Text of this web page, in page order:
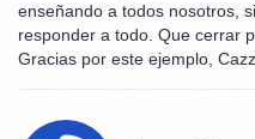
enseñando a todos nosotros,
responder a todo. Que cerrar
Gracias por este ejemplo,